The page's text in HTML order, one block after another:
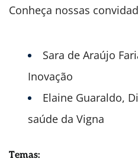
Conheça nossas
Sara de Araújo
Inovação
Elaine Guaraldo,
saúde da Vigna
Temas: